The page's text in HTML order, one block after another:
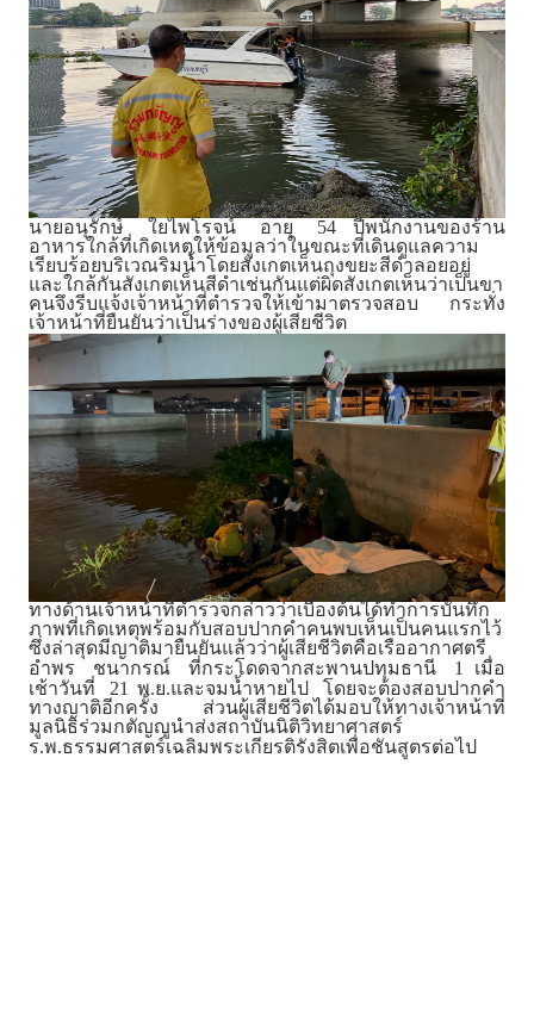
นายอนุรักษ์ ใยไพโรจน์ อายุ 54 ปีพนักงานของร้าน
อาหารใกล้ที่เกิดเหตุให้ข้อมูลว่าในขณะที่เดินดูแลความ
เรียบร้อยบริเวณริมน้ำโดยสังเกตเห็นถุงขยะสีดำลอยอยู่
และใกล้กันสังเกตเห็นสีดำเช่นกันแต่ผิดสังเกตเห็นว่าเป็นขา
คนจึงรีบแจ้งเจ้าหน้าที่ตำรวจให้เข้ามาตรวจสอบ กระทั่ง
เจ้าหน้าที่ยืนยันว่าเป็นร่างของผู้เสียชีวิต
ทางด้านเจ้าหน้าที่ตำรวจกล่าวว่าเบื้องต้นได้ทำการบันทึก
ภาพที่เกิดเหตุพร้อมกับสอบปากคำคนพบเห็นเป็นคนแรกไว้
ซึ่งล่าสุดมีญาติมายืนยันแล้วว่าผู้เสียชีวิตคือเรืออากาศตรี
อำพร ชนากรณ์ ที่กระโดดจากสะพานปทุมธานี 1 เมื่อ
เช้าวันที่21 พ.ย.และจมน้ำหายไป โดยจะต้องสอบปากคำ
ทางญาติอีกครั้ง ส่วนผู้เสียชีวิตได้มอบให้ทางเจ้าหน้าที่
มูลนิธิร่วมกตัญญูนำส่งสถาบันนิติวิทยาศาสตร์
ร.พ.ธรรมศาสตร์เฉลิมพระเกียรติรังสิตเพื่อชันสูตรต่อไป